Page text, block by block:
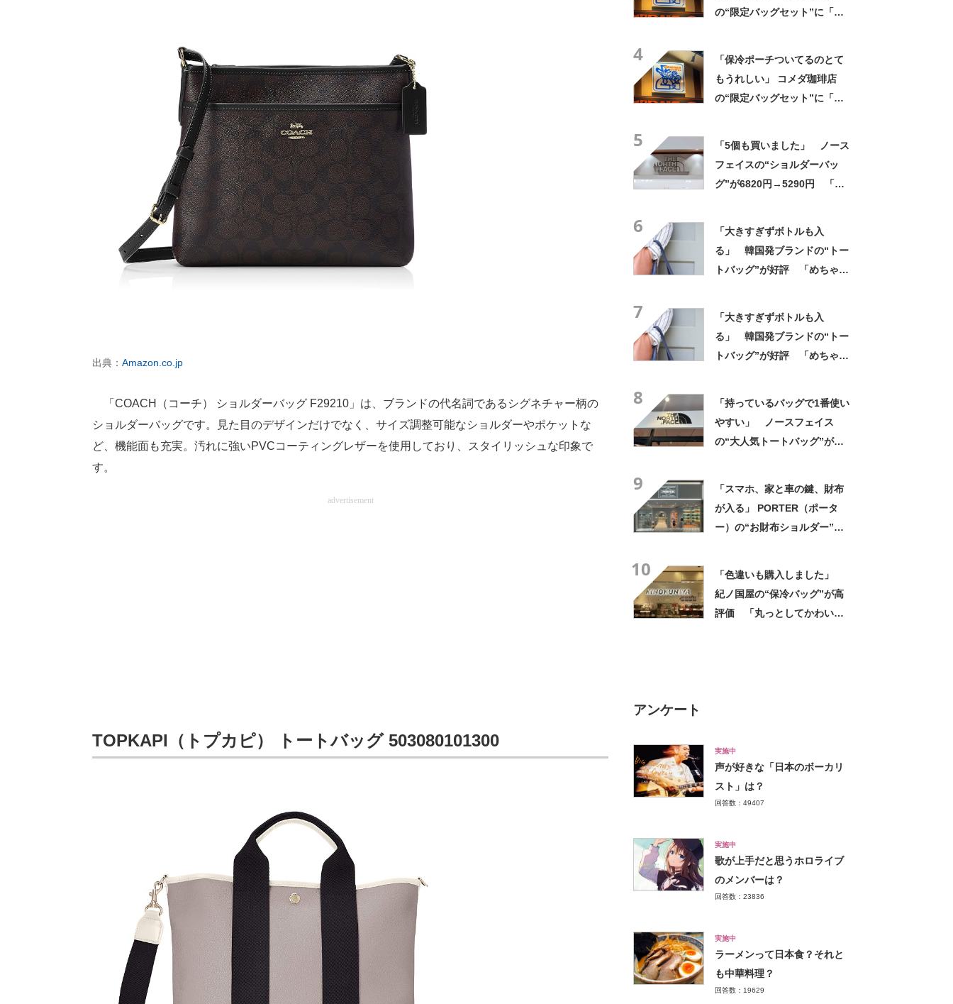
出典： Amazon.co.jp
「COACH（コーチ） ショルダーバッグ F29210」は、ブランドの代名詞であるシグネチャー柄の
ショルダーバッグです。見た目のデザインだけでなく、サイズ調整可能なショルダーやポケットな
ど、機能面も充実。汚れに強いPVCコーティングレザーを使用しており、スタイリッシュな印象で
す。
advertisement
TOPKAPI（トプカピ） トートバッグ 503080101300
の“限定バッグセット”に「ペ
4
「保冷ポーチついてるのとて
もうれしい」 コメダ珈琲店
の“限定バッグセット”に「ペ
5
「5個も買いました」 ノース
フェイスの“ショルダーバッ
グ”が6820円→5290円 「長
6
「大きすぎずボトルも入
る」 韓国発ブランドの“トー
トバッグ”が好評 「めちゃく
7
「大きすぎずボトルも入
る」 韓国発ブランドの“トー
トバッグ”が好評 「めちゃく
8
「持っているバッグで1番使い
やすい」 ノースフェイス
の“大人気トートバッグ”が
9
「スマホ、家と車の鍵、財布
が入る」 PORTER（ポータ
ー）の“お財布ショルダー”が
10
「色違いも購入しました」
紀ノ国屋の“保冷バッグ”が高
評価 「丸っとしてかわいい
アンケート
実施中
声が好きな「日本のボーカリ
スト」は？
回答数：49407
実施中
歌が上手だと思うホロライブ
のメンバーは？
回答数：23836
実施中
ラーメンって日本食？それと
も中華料理？
回答数：19629